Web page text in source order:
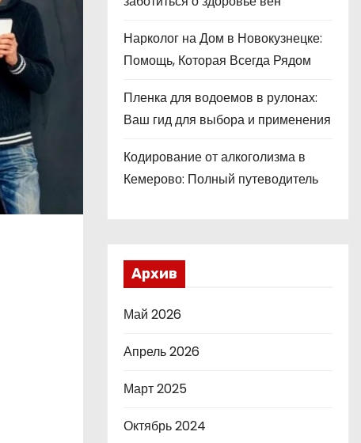
Нарколог на Дом в Новокузнецке:
Помощь, Которая Всегда Рядом
Пленка для водоемов в рулонах:
Ваш гид для выбора и применения
Кодирование от алкоголизма в
Кемерово: Полный путеводитель
Архив
Май 2026
Апрель 2026
Март 2025
Октябрь 2024